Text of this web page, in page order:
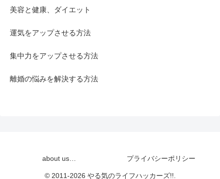
美容と健康、ダイエット
運気をアップさせる方法
集中力をアップさせる方法
離婚の悩みを解決する方法
about us… プライバシーポリシー
© 2011-2026 やる気のライフハッカーズ!!.